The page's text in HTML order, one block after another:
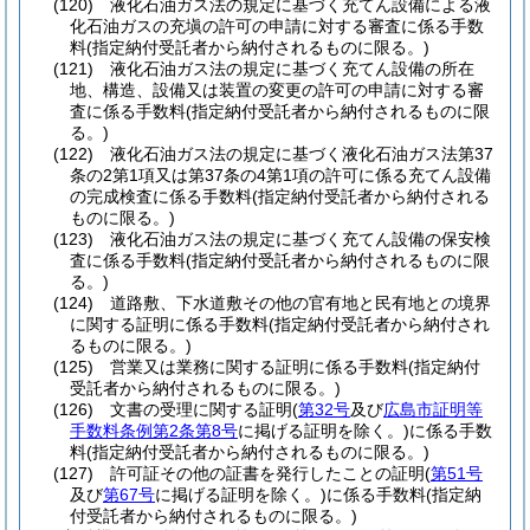
(120)
液化石油ガス法の規定に基づく充てん設備による液
化石油ガスの充塡の許可の申請に対する審査に係る手数
料(指定納付受託者から納付されるものに限る。)
(121)
液化石油ガス法の規定に基づく充てん設備の所在
地、構造、設備又は装置の変更の許可の申請に対する審
査に係る手数料(指定納付受託者から納付されるものに限
る。)
(122)
液化石油ガス法の規定に基づく液化石油ガス法第37
条の2第1項又は第37条の4第1項の許可に係る充てん設備
の完成検査に係る手数料(指定納付受託者から納付される
ものに限る。)
(123)
液化石油ガス法の規定に基づく充てん設備の保安検
査に係る手数料(指定納付受託者から納付されるものに限
る。)
(124)
道路敷、下水道敷その他の官有地と民有地との境界
に関する証明に係る手数料(指定納付受託者から納付され
るものに限る。)
(125)
営業又は業務に関する証明に係る手数料(指定納付
受託者から納付されるものに限る。)
(126)
文書の受理に関する証明(第32号及び広島市証明等
手数料条例第2条第8号に掲げる証明を除く。)に係る手数
料(指定納付受託者から納付されるものに限る。)
(127)
許可証その他の証書を発行したことの証明(第51号
及び第67号に掲げる証明を除く。)に係る手数料(指定納
付受託者から納付されるものに限る。)